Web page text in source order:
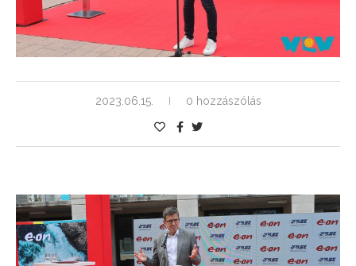
2023.06.15. 0 hozzászólás